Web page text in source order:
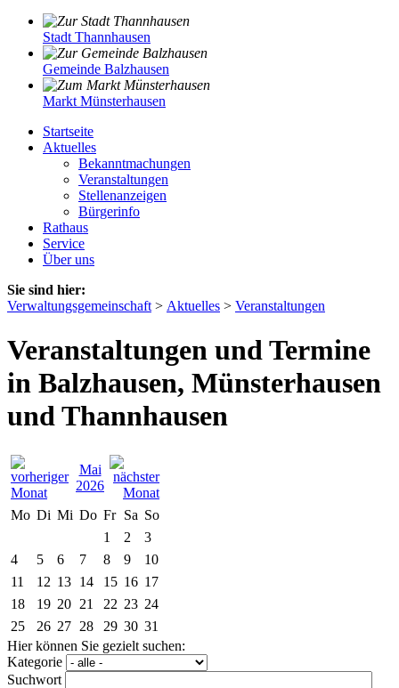
Stadt Thannhausen
Gemeinde Balzhausen
Markt Münsterhausen
Startseite
Aktuelles
Bekanntmachungen
Veranstaltungen
Stellenanzeigen
Bürgerinfo
Rathaus
Service
Über uns
Sie sind hier:
Verwaltungsgemeinschaft > Aktuelles > Veranstaltungen
Veranstaltungen und Termine
in Balzhausen, Münsterhausen
und Thannhausen
Mai
2026
Mo Di Mi Do Fr Sa So
1
2
3
4
5 6 7 8 9
10
11
12 13 14 15 16 17
18
19 20 21 22 23 24
25
26 27 28 29 30 31
Hier können Sie gezielt suchen:
Kategorie
Suchwort